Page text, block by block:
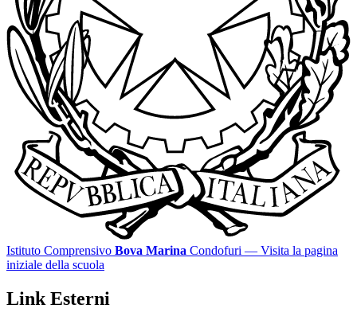
Istituto Comprensivo Bova Marina Condofuri — Visita la pagina
iniziale della scuola
Link Esterni